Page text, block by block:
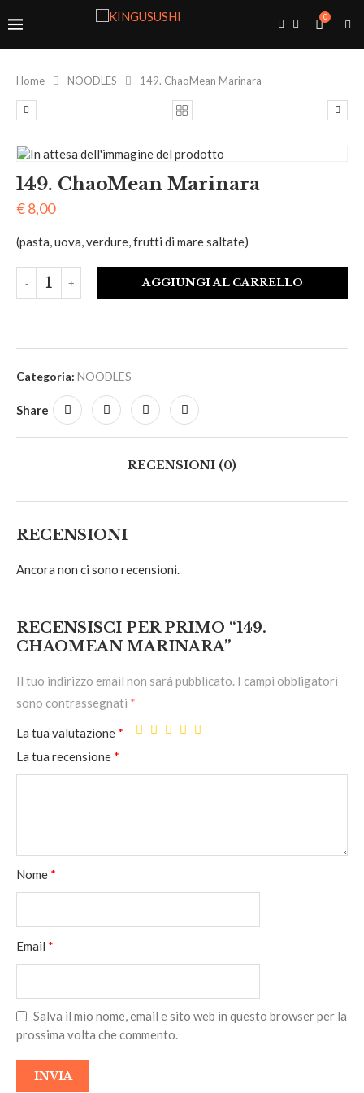
0
Home NOODLES 149. ChaoMean Marinara
149. ChaoMean Marinara
€8,00
(pasta, uova, verdure, frutti di mare saltate)
AGGIUNGI AL CARRELLO
Categoria: NOODLES
Share
RECENSIONI (0)
RECENSIONI
Ancora non ci sono recensioni.
RECENSISCI PER PRIMO “149.
CHAOMEAN MARINARA”
Il tuo indirizzo email non sarà pubblicato. I campi obbligatori
sono contrassegnati *
La tua valutazione *
La tua recensione *
Nome *
Email *
Salva il mio nome, email e sito web in questo browser per la
prossima volta che commento.